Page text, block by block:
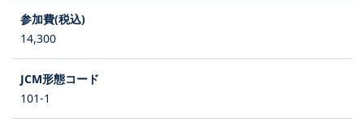
14,300
101-1